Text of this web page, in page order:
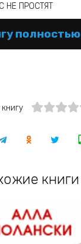
НЕ ПРОСТЯТ
полностью
книги